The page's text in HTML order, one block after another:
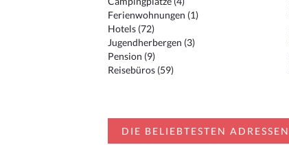
Ferienwohnungen (1)
Hotels (72)
Jugendherbergen (3)
Pension (9)
Reisebüros (59)
DIE BELIEBTESTEN ADRESSEN